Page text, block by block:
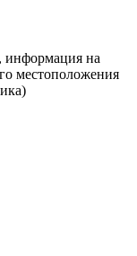
информация на
местоположения